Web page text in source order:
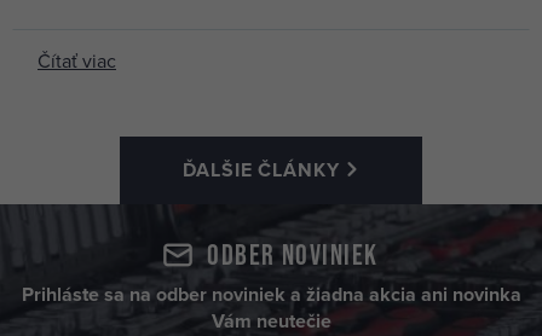
Čítať viac
ĎALŠIE ČLÁNKY
Odber noviniek
Prihláste sa na odber noviniek a žiadna akcia ani novinka
Vám neutečie